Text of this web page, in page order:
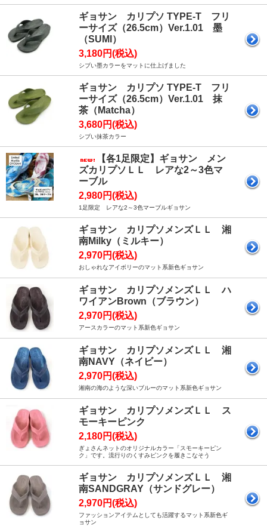
ギョサン カリプソ TYPE-T フリ
ーサイズ（26.5cm）Ver.1.01 墨
（SUMI）
3,180円(税込)
シブい墨カラーをマットに仕上げました
ギョサン カリプソ TYPE-T フリ
ーサイズ（26.5cm）Ver.1.01 抹
茶（Matcha）
3,680円(税込)
シブい抹茶カラー
【各1足限定】ギョサン メン
ズカリプソＬＬ レアな2～3色マ
ーブル
2,980円(税込)
1足限定 レアな2～3色マーブルギョサン
ギョサン カリプソメンズＬＬ 湘
南Milky（ミルキー）
2,970円(税込)
おしゃれなアイボリーのマット系新色ギョサン
ギョサン カリプソメンズＬＬ ハ
ワイアンBrown（ブラウン）
2,970円(税込)
アースカラーのマット系新色ギョサン
ギョサン カリプソメンズＬＬ 湘
南NAVY（ネイビー）
2,970円(税込)
湘南の海のような深いブルーのマット系新色ギョサン
ギョサン カリプソメンズＬＬ ス
モーキーピンク
2,180円(税込)
ぎょさんネットのオリジナルカラー「スモーキーピン
ク」です。流行りのくすみピンクを履きこなそう
ギョサン カリプソメンズＬＬ 湘
南SANDGRAY（サンドグレー）
2,970円(税込)
ファッションアイテムとしても活躍するマット系新色ギ
ョサン